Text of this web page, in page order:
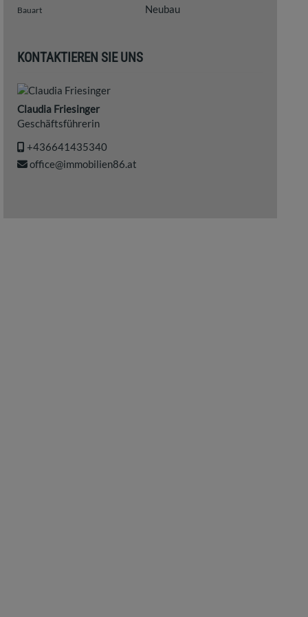
Bauart Neubau
KONTAKTIEREN SIE UNS
Claudia Friesinger
Geschäftsführerin
+436641435340
office@immobilien86.at